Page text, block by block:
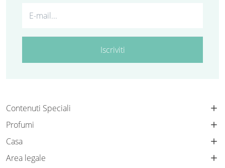
Iscriviti
Contenuti Speciali
Profumi
Casa
Area legale